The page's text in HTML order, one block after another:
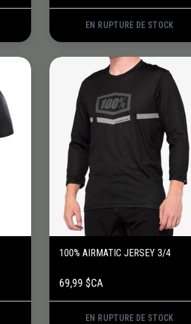
EN RUPTURE DE STOCK
100% AIRMATIC JERSEY 3/4
69,99 $CA
EN RUPTURE DE STOCK